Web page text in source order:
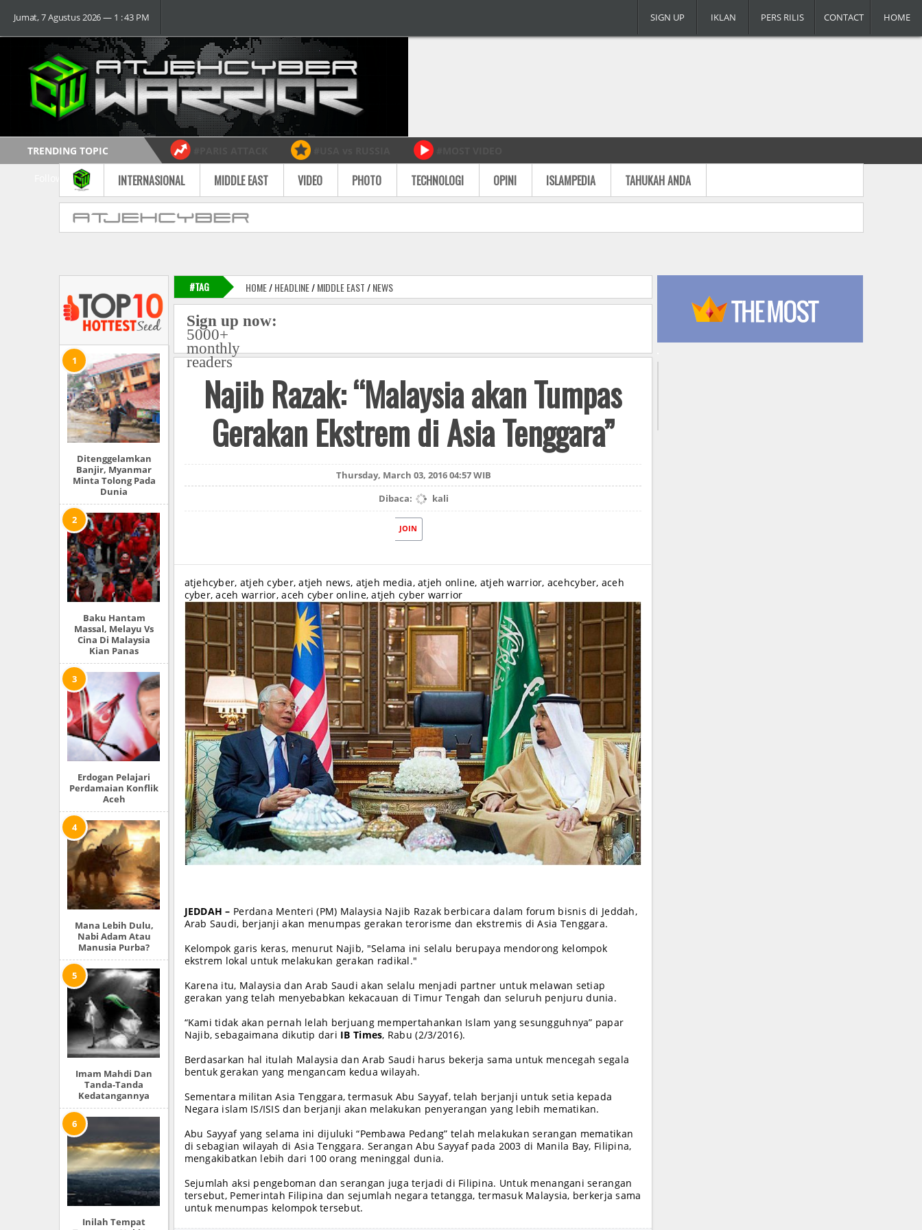
Jumat, 7 Agustus 2026 ― 1 : 43 PM HOME
CONTACT
PERS RILIS
IKLAN
SIGN UP
TRENDING TOPIC
INTERNASIONAL MIDDLE EAST VIDEO PHOTO TECHNOLOGI OPINI ISLAMPEDIA TAHUKAH ANDA
Ditenggelamkan
Banjir, Myanmar
Minta Tolong Pada
Dunia
Baku Hantam
Massal, Melayu Vs
Cina Di Malaysia
Kian Panas
Erdogan Pelajari
Perdamaian Konflik
Aceh
Mana Lebih Dulu,
Nabi Adam Atau
Manusia Purba?
Imam Mahdi Dan
Tanda-Tanda
Kedatangannya
Inilah Tempat
#TAG HOME/HEADLINE/MIDDLE EAST/NEWS
Sign up now:
5000+
monthly
readers
Najib Razak: “Malaysia akan Tumpas
Gerakan Ekstrem di Asia Tenggara”
Thursday, March 03, 2016 04:57 WIB
Dibaca:
kali
JOIN
atjehcyber, atjeh cyber, atjeh news, atjeh media, atjeh online, atjeh warrior, acehcyber, aceh
cyber, aceh warrior, aceh cyber online, atjeh cyber warrior
JEDDAH – Perdana Menteri (PM) Malaysia Najib Razak berbicara dalam forum bisnis di Jeddah,
Arab Saudi, berjanji akan menumpas gerakan terorisme dan ekstremis di Asia Tenggara.
Kelompok garis keras, menurut Najib, "Selama ini selalu berupaya mendorong kelompok
ekstrem lokal untuk melakukan gerakan radikal."
Karena itu, Malaysia dan Arab Saudi akan selalu menjadi partner untuk melawan setiap
gerakan yang telah menyebabkan kekacauan di Timur Tengah dan seluruh penjuru dunia.
“Kami tidak akan pernah lelah berjuang mempertahankan Islam yang sesungguhnya” papar
Najib, sebagaimana dikutip dari IB Times, Rabu (2/3/2016).
Berdasarkan hal itulah Malaysia dan Arab Saudi harus bekerja sama untuk mencegah segala
bentuk gerakan yang mengancam kedua wilayah.
Sementara militan Asia Tenggara, termasuk Abu Sayyaf, telah berjanji untuk setia kepada
Negara islam IS/ISIS dan berjanji akan melakukan penyerangan yang lebih mematikan.
Abu Sayyaf yang selama ini dijuluki “Pembawa Pedang” telah melakukan serangan mematikan
di sebagian wilayah di Asia Tenggara. Serangan Abu Sayyaf pada 2003 di Manila Bay, Filipina,
mengakibatkan lebih dari 100 orang meninggal dunia.
Sejumlah aksi pengeboman dan serangan juga terjadi di Filipina. Untuk menangani serangan
tersebut, Pemerintah Filipina dan sejumlah negara tetangga, termasuk Malaysia, berkerja sama
untuk menumpas kelompok tersebut.